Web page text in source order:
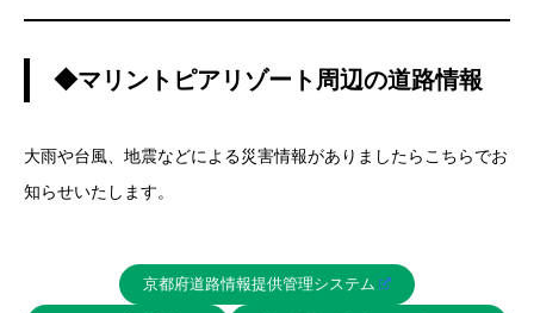
◆マリントピアリゾート周辺の道路情報
大雨や台風、地震などによる災害情報がありましたらこちらでお
知らせいたします。
京都府道路情報提供管理システム